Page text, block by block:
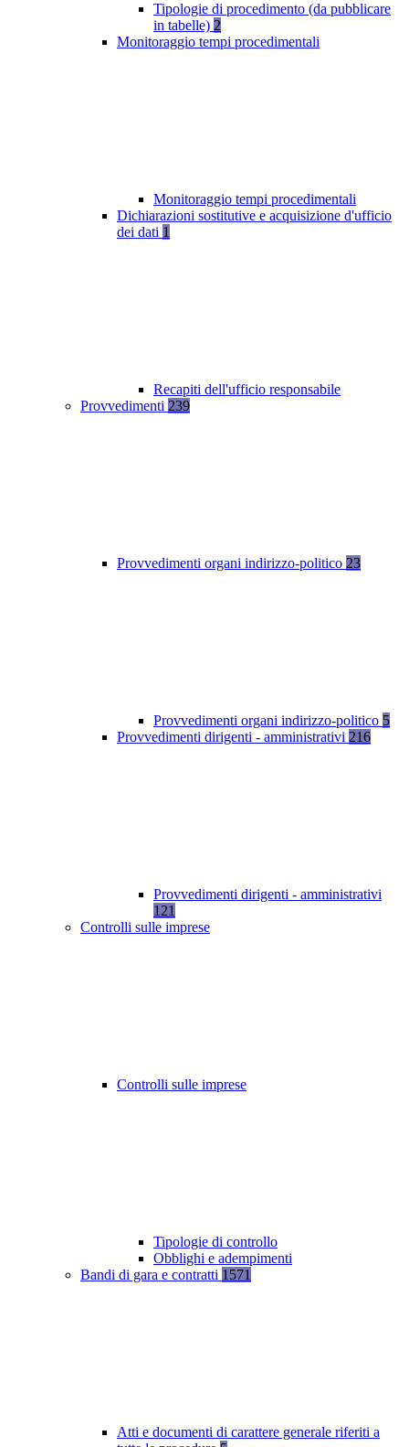
Tipologie di procedimento (da pubblicare
in tabelle) 2
Monitoraggio tempi procedimentali
Monitoraggio tempi procedimentali
Dichiarazioni sostitutive e acquisizione d'ufficio
dei dati 1
Recapiti dell'ufficio responsabile
Provvedimenti 239
Provvedimenti organi indirizzo-politico 23
Provvedimenti organi indirizzo-politico 5
Provvedimenti dirigenti - amministrativi 216
Provvedimenti dirigenti - amministrativi
121
Controlli sulle imprese
Controlli sulle imprese
Tipologie di controllo
Obblighi e adempimenti
Bandi di gara e contratti 1571
Atti e documenti di carattere generale riferiti a